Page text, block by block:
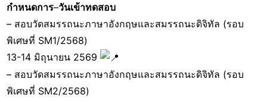
กำหนดการ–วันเข้าทดสอบ
– สอบวัดสมรรถนะภาษาอังกฤษและสมรรถนะดิจิทัล (รอบ
พิเศษที่ SM1/2568)
13-14 มิถุนายน 2569
– สอบวัดสมรรถนะภาษาอังกฤษและสมรรถนะดิจิทัล (รอบ
พิเศษที่ SM2/2568)